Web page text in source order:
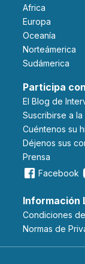
Africa
Europa
Oceanía
Norteámerica
Sudámerica
Participa
El Blog de
Suscribirse a
Cuéntenos su
Déjenos sus
Prensa
Facebook
Información
Condiciones
Normas de